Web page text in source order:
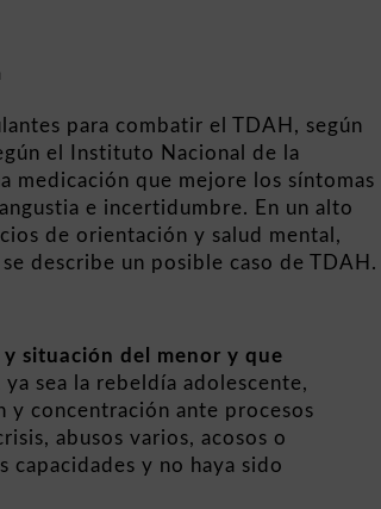
para combatir el TDAH, según
el Instituto Nacional de la
medicación que mejore los síntomas
e incertidumbre. En un alto
de orientación y salud mental,
describe un posible caso de TDAH.
situación del menor y que
ya sea la rebeldía adolescente,
concentración ante procesos
abusos varios, acosos o
capacidades y no haya sido